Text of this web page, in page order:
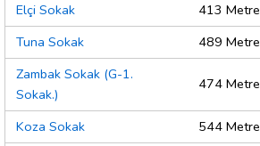
Elçi Sokak
413 Metre
Tuna Sokak
489 Metre
Zambak Sokak (G-1.
Sokak.)
474 Metre
Koza Sokak
544 Metre